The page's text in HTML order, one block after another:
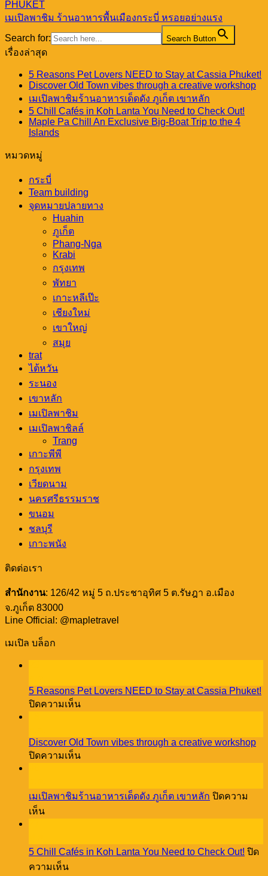
PHUKET
เมเปิลพาชิม ร้านอาหารพื้นเมืองกระบี่ หรอยอย่างแรง
Search for:
Search Button
เรื่องล่าสุด
5 Reasons Pet Lovers NEED to Stay at Cassia Phuket!
Discover Old Town vibes through a creative workshop
เมเปิลพาชิมร้านอาหารเด็ดดัง ภูเก็ต เขาหลัก
5 Chill Cafés in Koh Lanta You Need to Check Out!
Maple Pa Chill An Exclusive Big-Boat Trip to the 4
Islands
หมวดหมู่
กระบี่
Team building
จุดหมายปลายทาง
Huahin
ภูเก็ต
Phang-Nga
Krabi
กรุงเทพ
พัทยา
เกาะหลีเป๊ะ
เชียงใหม่
เขาใหญ่
สมุย
trat
ไต้หวัน
ระนอง
เขาหลัก
เมเปิลพาชิม
เมเปิลพาชิลล์
Trang
เกาะพีพี
กรุงเทพ
เวียดนาม
นครศรีธรรมราช
ขนอม
ชลบุรี
เกาะพนัง
ติดต่อเรา
สำนักงาน: 126/42 หมู่ 5 ถ.ประชาอุทิศ 5 ต.รัษฎา อ.เมือง
จ.ภูเก็ต 83000
Line Official: @mapletravel
เมเปิล บล็อก
5 Reasons Pet Lovers NEED to Stay at Cassia Phuket!
ปิดความเห็นบน
Pet
Lovers
NEED
at
Cassia
Discover Old Town vibes through a creative workshop
ปิดความเห็นบน
Town
vibes
เมเปิลพาชิมร้านอาหารเด็ดดัง ภูเก็ต เขาหลัก ปิดความ
เห็นบน
พา
ชิม
5 Chill Cafés in Koh Lanta You Need to Check Out! ปิด
ความเห็นบน